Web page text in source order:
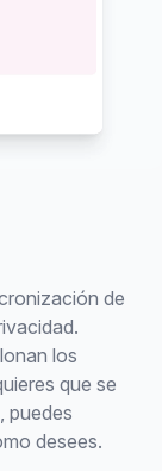
de
los
que se
puedes
desees.